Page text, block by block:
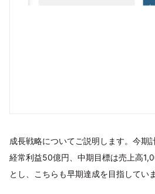
成長戦略についてご説明します。今期
経常利益50億円、中期目標は売上高
とし、こちらも早期達成を目指していま